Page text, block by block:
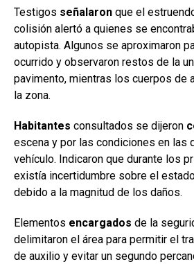
Testigos señalaron que el
colisión alertó a quienes se
autopista. Algunos se aproximaron
ocurrido y observaron restos de la
pavimento, mientras los cuerpos de
la zona.
Habitantes consultados se dijeron
escena y por las condiciones en las
vehículo. Indicaron que durante los
existía incertidumbre sobre el
debido a la magnitud de los daños.
Elementos encargados de la
delimitaron el área para permitir el
de auxilio y evitar un segundo